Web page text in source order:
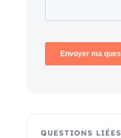
QUESTIONS LIÉES